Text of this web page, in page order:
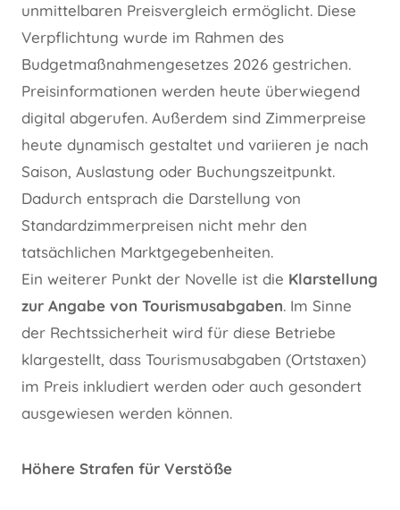
unmittelbaren Preisvergleich ermöglicht. Diese
Verpflichtung wurde im Rahmen des
Budgetmaßnahmengesetzes 2026 gestrichen.
Preisinformationen werden heute überwiegend
digital abgerufen. Außerdem sind Zimmerpreise
heute dynamisch gestaltet und variieren je nach
Saison, Auslastung oder Buchungszeitpunkt.
Dadurch entsprach die Darstellung von
Standardzimmerpreisen nicht mehr den
tatsächlichen Marktgegebenheiten.
Ein weiterer Punkt der Novelle ist die Klarstellung
zur Angabe von Tourismusabgaben. Im Sinne
der Rechtssicherheit wird für diese Betriebe
klargestellt, dass Tourismusabgaben (Ortstaxen)
im Preis inkludiert werden oder auch gesondert
ausgewiesen werden können.
Höhere Strafen für Verstöße